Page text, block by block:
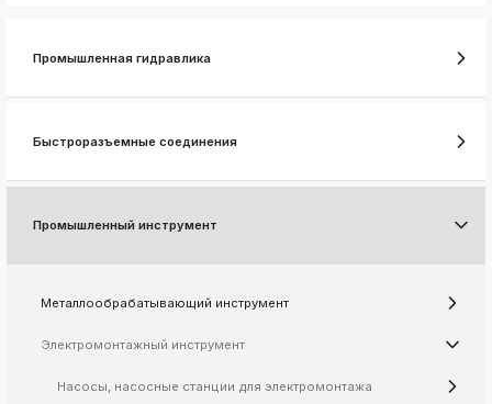
ksldkfjsdlfkjsls;ldfkgjsdl;kfkфыва
k
k
ksldkfjsdlfkjsls;ldfkgjsdl;kfkфыва
k
k
Промышленная гидравлика
Быстроразъемные соединения
Промышленный инструмент
Металлообрабатывающий инструмент
Электромонтажный инструмент
Насосы, насосные станции для электромонтажа